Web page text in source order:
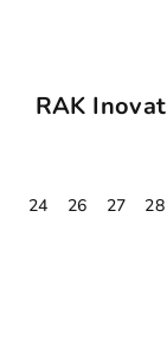
RAK
24 26 27 28